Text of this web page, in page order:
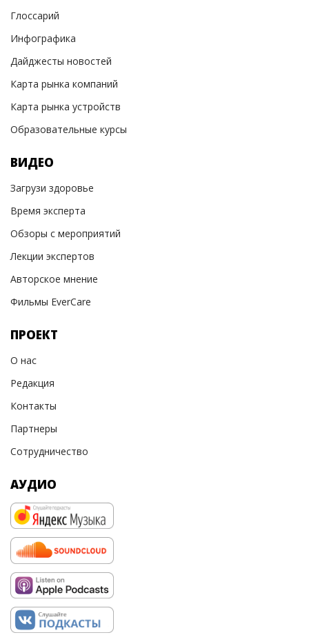
Глоссарий
Инфографика
Дайджесты новостей
Карта рынка компаний
Карта рынка устройств
Образовательные курсы
ВИДЕО
Загрузи здоровье
Время эксперта
Обзоры с мероприятий
Лекции экспертов
Авторское мнение
Фильмы EverCare
ПРОЕКТ
О нас
Редакция
Контакты
Партнеры
Сотрудничество
АУДИО